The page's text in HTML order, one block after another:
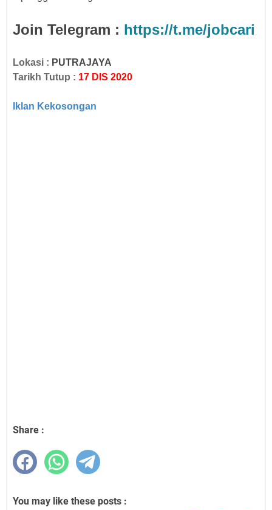
Join Telegram : https://t.me/jobcari
Lokasi : PUTRAJAYA
Tarikh Tutup : 17 DIS 2020
Iklan Kekosongan
Share :
You may like these posts :